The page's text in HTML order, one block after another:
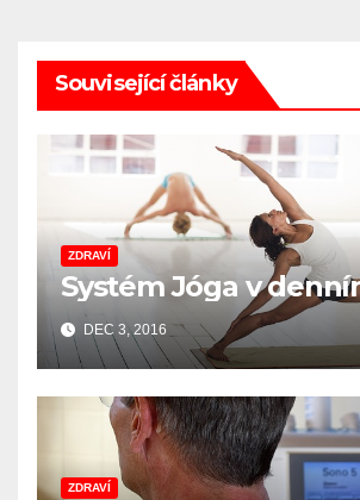
Související články
ZDRAVÍ
Systém Jóga v
DEC 3, 2016
ZDRAVÍ